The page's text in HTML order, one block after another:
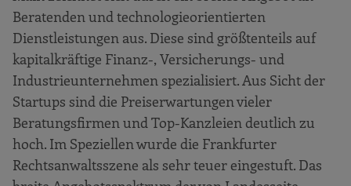
Das Gründerökosystem „Rhein-Main“
Das Gründerökosystem „Rhein-Main“ aus
der Perspektive regionaler Startups
Startups nach Kategorien und
Kompetenzfeldern
Die Gründerszene und ihre Netzwerke
Politische Rahmenbedingungen und
Regulierung
Beratenden und technologieorientierten
Dienstleistungen aus. Diese sind größtenteils auf
kapitalkräftige Finanz-, Versicherungs- und
Industrieunternehmen spezialisiert. Aus Sicht der
Startups sind die Preiserwartungen vieler
Beratungsfirmen und Top-Kanzleien deutlich zu
hoch. Im Speziellen wurde die Frankfurter
Rechtsanwaltsszene als sehr teuer eingestuft. Das